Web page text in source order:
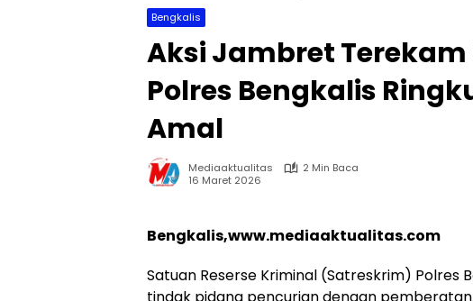
Bengkalis
Aksi Jambret Terekam
Polres Bengkalis
Amal
Mediaaktualitas
2 Min Baca
16 Maret 2026
Bengkalis,www.mediaaktualitas.com
Satuan Reserse Kriminal (Satreskrim) Polres